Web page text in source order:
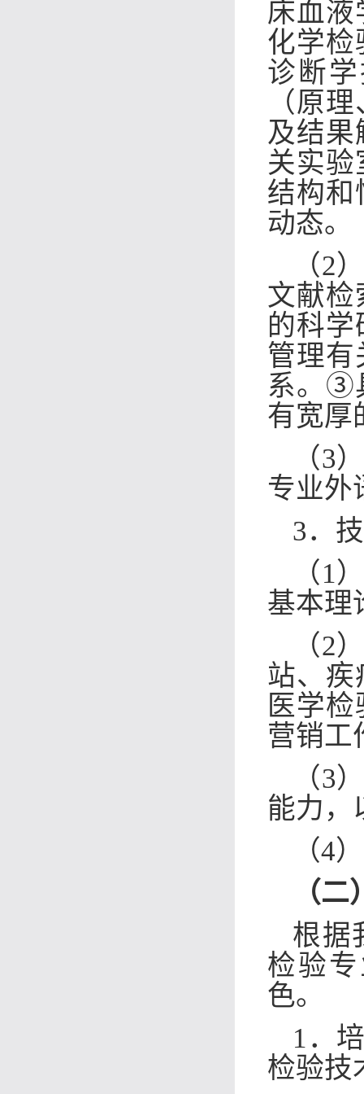
床血液
化学检
诊断
（原
及结
关实
结构和
动态。
（2
文献检
的科
管理有
系。③
有宽厚
（3
专业外
3．
（1
基本理
（2
站、疾
医学
营销工
（3
能力，
（4
（
根据
检验
色。
1．
检验技